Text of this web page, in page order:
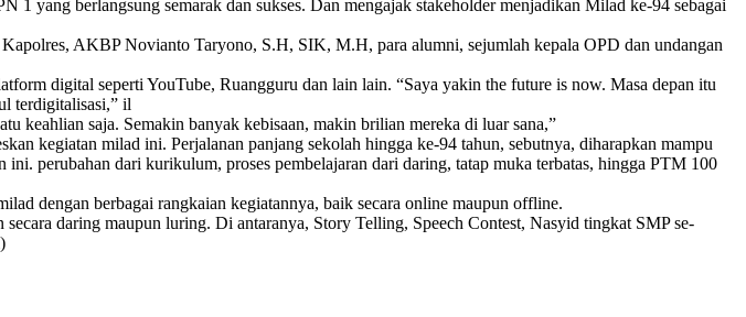
berlangsung semarak dan sukses. Dan mengajak stakeholder menjadikan Milad ke-94 sebagai
AKBP Novianto Taryono, S.H, SIK, M.H, para alumni, sejumlah kepala OPD dan undangan
digital seperti YouTube, Ruangguru dan lain lain. “Saya yakin the future is now. Masa depan itu
terdigitalisasi,” il
keahlian saja. Semakin banyak kebisaan, makin brilian mereka di luar sana,”
kegiatan milad ini. Perjalanan panjang sekolah hingga ke-94 tahun, sebutnya, diharapkan mampu
perubahan dari kurikulum, proses pembelajaran dari daring, tatap muka terbatas, hingga PTM 100
dengan berbagai rangkaian kegiatannya, baik secara online maupun offline.
daring maupun luring. Di antaranya, Story Telling, Speech Contest, Nasyid tingkat SMP se-